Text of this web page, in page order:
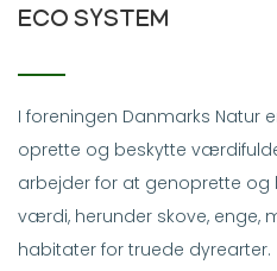
ECO SYSTEM
I foreningen Danmarks Natur
oprette og beskytte
arbejder for at genoprette
værdi, herunder skove, enge,
habitater for truede dyrearter.